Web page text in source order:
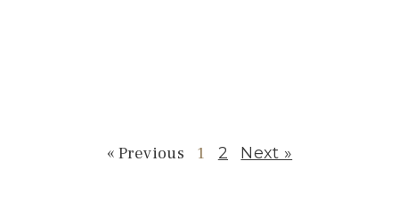
« Previous 1 2 Next »